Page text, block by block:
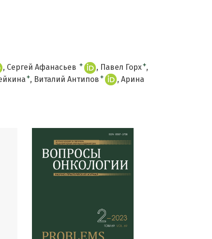
Сергей Афанасьев + Павел Горх +
+ Виталий Антипов +
Арина